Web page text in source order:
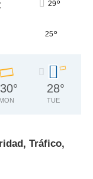
29°
25°
30°
MON
28°
TUE
Tráfico,